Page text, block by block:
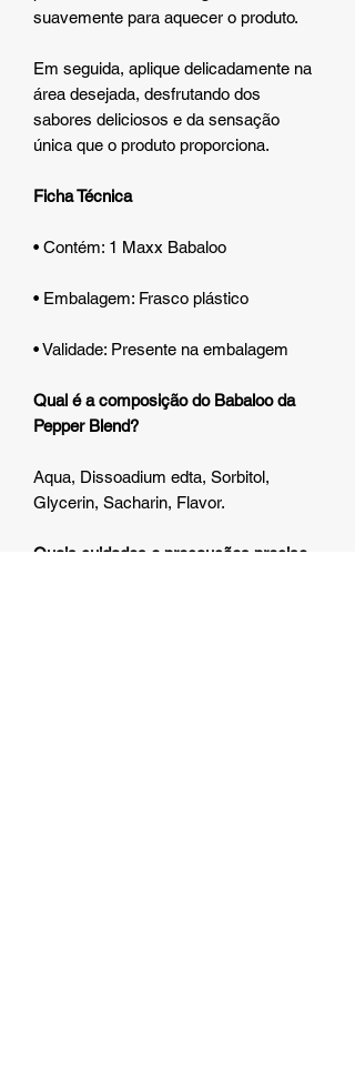
suavemente para aquecer o produto.
Em seguida, aplique delicadamente na
área desejada, desfrutando dos
sabores deliciosos e da sensação
única que o produto proporciona.
Ficha Técnica
• Contém: 1 Maxx Babaloo
• Embalagem: Frasco plástico
• Validade: Presente na embalagem
Qual é a composição do Babaloo da
Pepper Blend?
Aqua, Dissoadium edta, Sorbitol,
Glycerin, Sacharin, Flavor.
Quais cuidados e precauções preciso